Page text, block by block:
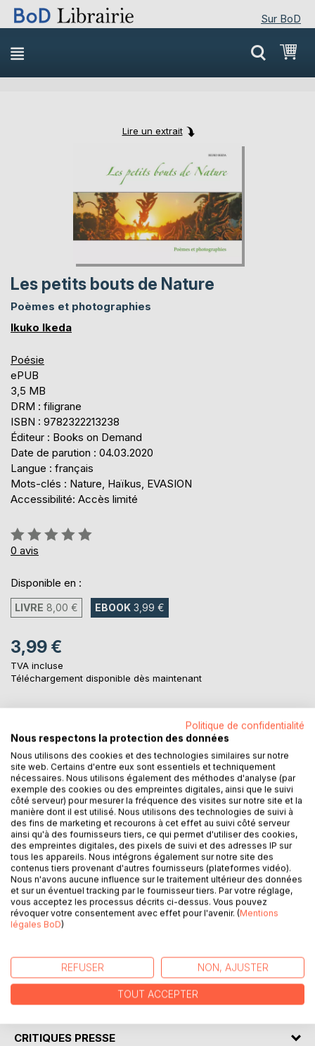
Sur BoD
Skip
to
Content
Lire un extrait
to
the
end
of
the
images
gallery
to
the
beginning
of
the
images
gallery
Les petits bouts de Nature
Poèmes et photographies
Ikuko Ikeda
Poésie
ePUB
3,5 MB
DRM : filigrane
ISBN : 9782322213238
Éditeur : Books on Demand
Date de parution : 04.03.2020
Langue : français
Mots-clés : Nature, Haïkus, EVASION
Accessibilité: Accès limité
Évaluation:
0%
0 avis
Disponible en :
LIVRE 8,00 € EBOOK 3,99 €
3,99 €
TVA incluse
Téléchargement disponible dès maintenant
AJOUTER AU PANIER
Ajouter à ma liste d'envies
Laisser un avis
DESCRIPTION
Dans ce recueil de poésie, l'auteure nous propose une
fraîcheur à travers des images et des mots ...
CRITIQUES PRESSE
Politique de confidentialité
Nous respectons la protection des données
Nous utilisons des cookies et des technologies similaires sur notre
site web. Certains d'entre eux sont essentiels et techniquement
nécessaires. Nous utilisons également des méthodes d'analyse (par
exemple des cookies ou des empreintes digitales, ainsi que le suivi
côté serveur) pour mesurer la fréquence des visites sur notre site et la
manière dont il est utilisé. Nous utilisons des technologies de suivi à
des fins de marketing et recourons à cet effet au suivi côté serveur
ainsi qu'à des fournisseurs tiers, ce qui permet d'utiliser des cookies,
des empreintes digitales, des pixels de suivi et des adresses IP sur
tous les appareils. Nous intégrons également sur notre site des
contenus tiers provenant d'autres fournisseurs (plateformes vidéo).
Nous n'avons aucune influence sur le traitement ultérieur des données
et sur un éventuel tracking par le fournisseur tiers. Par votre réglage,
vous acceptez les processus décrits ci-dessus. Vous pouvez
révoquer votre consentement avec effet pour l'avenir. (Mentions
légales BoD)
REFUSER NON, AJUSTER
TOUT ACCEPTER